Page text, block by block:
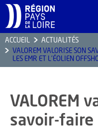
ACCUEIL
ACTUALITÉS
VALOREM VALORISE SON
LES EMR ET L’ÉOLIEN
VALOREM
savoir-faire